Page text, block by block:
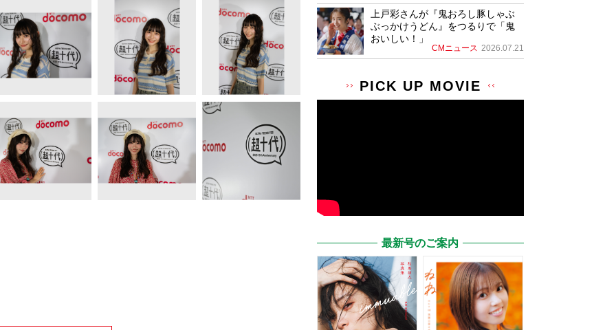
上戸彩さんが『鬼おろし豚しゃぶ
ぶっかけうどん』をつるりで「鬼
おいしい！」
CMニュース 2026.07.21
PICK UP MOVIE
最新号のご案内